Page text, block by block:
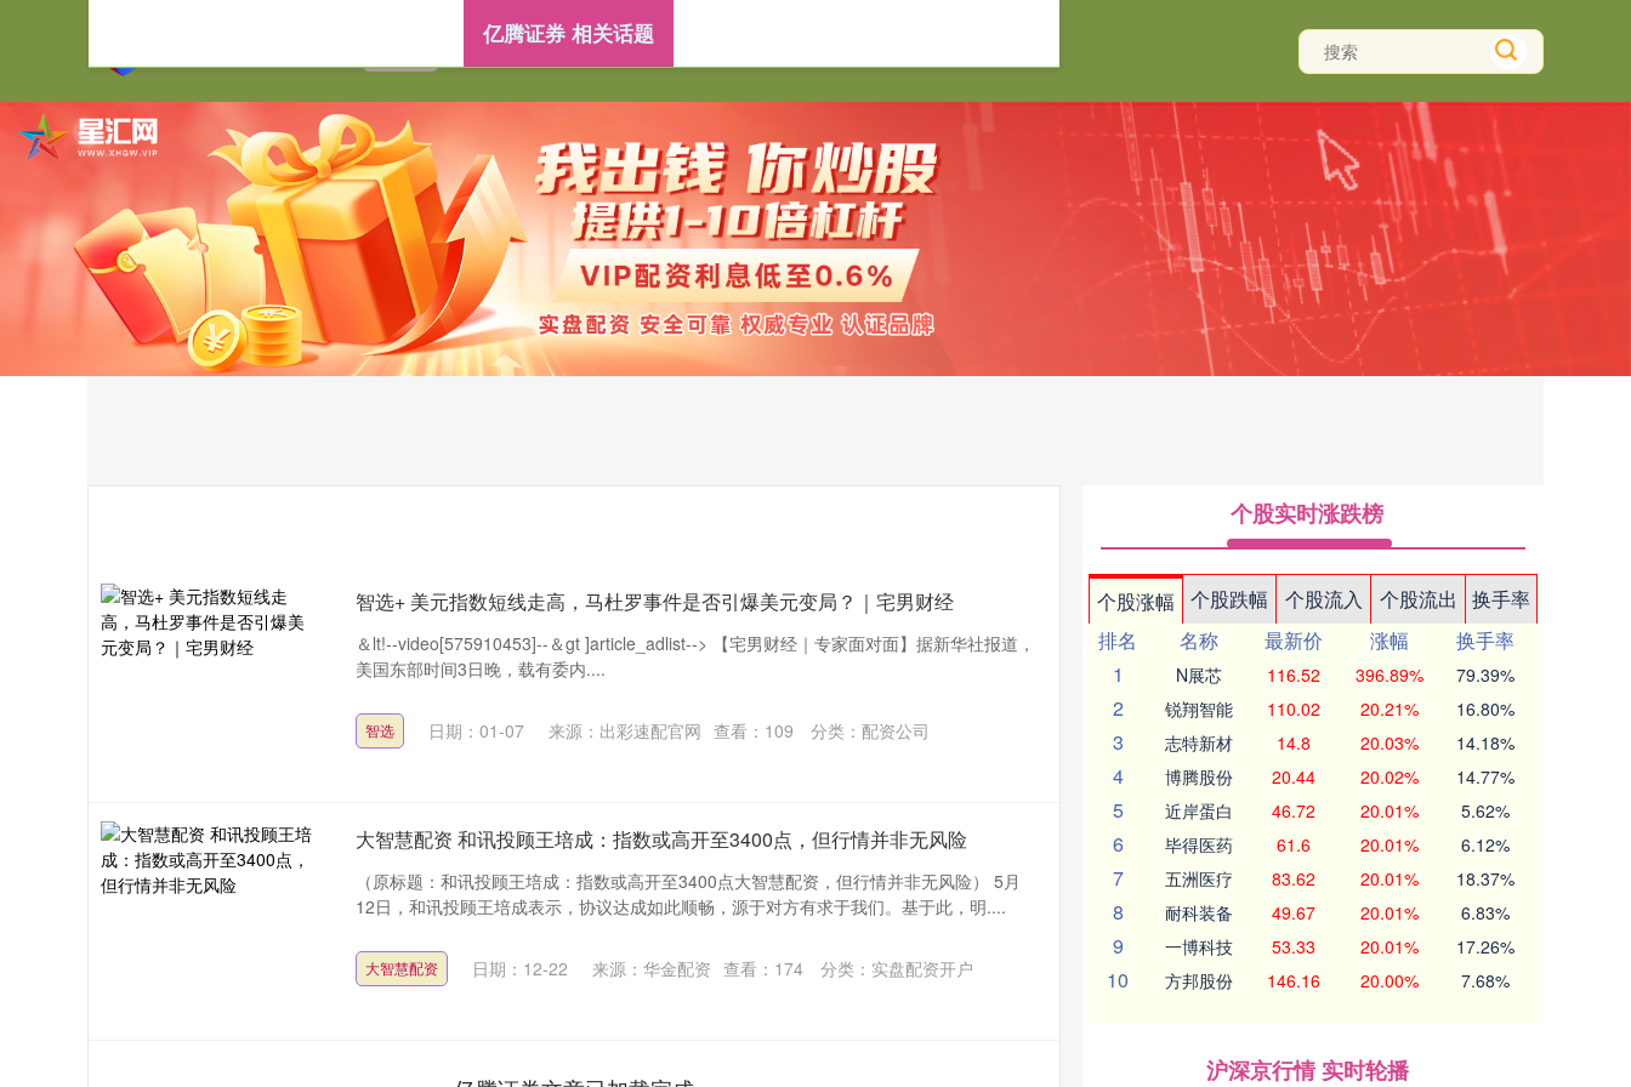
亿腾证券 配资开户
亿腾证券 相关话题
智选+ 美元指数短线走高，马杜罗事件是否引爆美元变局？｜宅男财经
＆lt!--video[575910453]--＆gt ]article_adlist--> 【宅男财经｜专家面对面】据新华社报道，
美国东部时间3日晚，载有委内....
智选 日期：01-07 来源：出彩速配官网 查看： 109 分类： 配资公司
大智慧配资 和讯投顾王培成：指数或高开至3400点，但行情并非无风险
（原标题：和讯投顾王培成：指数或高开至3400点大智慧配资，但行情并非无风险） 5月
12日，和讯投顾王培成表示，协议达成如此顺畅，源于对方有求于我们。基于此，明....
大智慧配资 日期：12-22 来源：华金配资 查看： 174 分类： 实盘配资开户
个股实时涨跌榜
个股涨幅 个股跌幅 个股流入 个股流出
换手率
排名
名称 最新价 涨幅
换手率
1
N展芯 116.52 396.89% 79.39%
2 锐翔智能 110.02 20.21% 16.80%
3 志特新材 14.8 20.03% 14.18%
4 博腾股份 20.44 20.02% 14.77%
5 近岸蛋白 46.72 20.01% 5.62%
6 毕得医药 61.6 20.01% 6.12%
7 五洲医疗 83.62 20.01% 18.37%
8 耐科装备 49.67 20.01% 6.83%
9 一博科技 53.33 20.01% 17.26%
10 方邦股份 146.16 20.00% 7.68%
沪深京行情 实时轮播